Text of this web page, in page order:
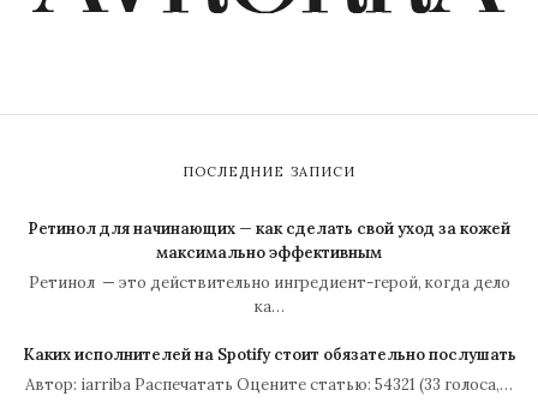
ПОСЛЕДНИЕ ЗАПИСИ
Ретинол для начинающих — как сделать свой уход за кожей
максимально эффективным
Ретинол — это действительно ингредиент-герой, когда дело
ка…
Каких исполнителей на Spotify стоит обязательно послушать
Автор: iarriba Распечатать Оцените статью: 54321 (33 голоса,…